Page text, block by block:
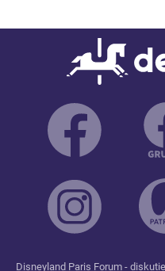
Disneyland Paris Forum -